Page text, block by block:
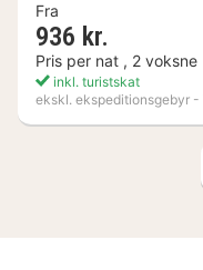
Fra
936 kr.
Pris per nat , 2 voksne
inkl. turistskat
ekskl. ekspeditionsgebyr -